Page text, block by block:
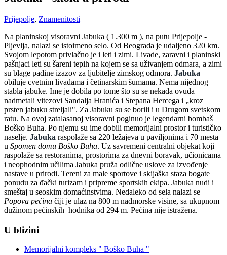
Prijepolje, Znamenitosti
Na planinskoj visoravni Jabuka ( 1.300 m ), na putu Prijepolje -
Pljevlja, nalazi se istoimeno selo. Od Beograda je udaljeno 320 km.
Svojom lepotom privlačno je i leti i zimi. Livade, zaravni i planinski
pašnjaci leti su šareni tepih na kojem se sa uživanjem odmara, a zimi
su blage padine izazov za ljubitelje zimskog odmora. Jabuka
obiluje cvetnim livadama i četinarskim šumama. Nema nijednog
stabla jabuke. Ime je dobila po tome što su se nekada ovuda
nadmetali vitezovi Sandalja Hranića i Stepana Hercega i „kroz
prsten jabuku streljali". Za Jabuku su se borili i u Drugom svetskom
ratu. Na ovoj zatalasanoj visoravni poginuo je legendarni bombaš
Boško Buha. Po njemu su ime dobili memorijalni prostor i turističko
naselje. Jabuka raspolaže sa 220 ležajeva u paviljonima i 70 mesta
u Spomen domu Boško Buha. Uz savremeni centralni objekat koji
raspolaže sa restoranima, prostorima za dnevni boravak, učionicama
i neophodnim učilima Jabuka pruža odlične uslove za izvođenje
nastave u prirodi. Tereni za male sportove i skijaška staza bogate
ponudu za đački turizam i pripreme sportskih ekipa. Jabuka nudi i
smeštaj u seoskim domaćinstvima. Nedaleko od sela nalazi se
Popova pećina čiji je ulaz na 800 m nadmorske visine, sa ukupnom
dužinom pećinskih hodnika od 294 m. Pećina nije istražena.
U blizini
Memorijalni kompleks " Boško Buha "